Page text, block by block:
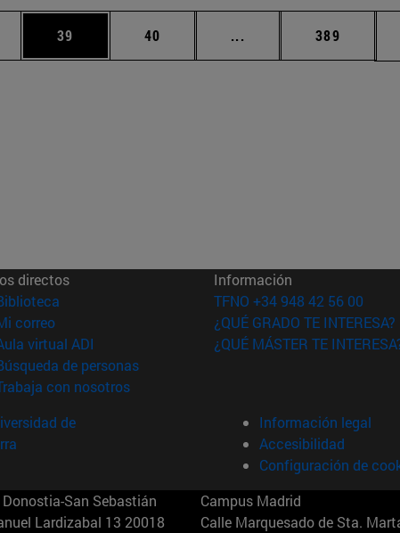
Use TAB para desplazarse.
Página
39 Página
40 ... Páginas intermedias
Página
389
directos
(abre en nueva ventana)
correo(abre en nueva ventana)
virtual ADI (abre en nueva ventana)
de personas(abre en nueva ventana)
con nosotros(abre en nueva ventana)
Información
TFNO +34 948 42 56 00
¿QUÉ GRADO TE INTERESA?
¿QUÉ MÁSTER TE
de
Información legal
Accesibilidad
Configuración de
San Sebastián
Lardizabal 13 20018
Campus Madrid
Calle Marquesado de Sta.